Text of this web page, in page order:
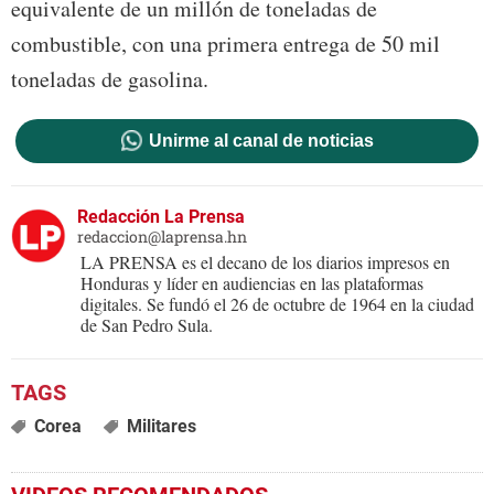
equivalente de un millón de toneladas de
combustible, con una primera entrega de 50 mil
toneladas de gasolina.
Unirme al canal de noticias
Redacción La Prensa
redaccion@laprensa.hn
LA PRENSA es el decano de los diarios impresos en
Honduras y líder en audiencias en las plataformas
digitales. Se fundó el 26 de octubre de 1964 en la ciudad
de San Pedro Sula.
Corea Militares